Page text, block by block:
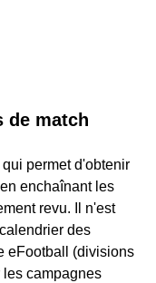
de match
permet d'obtenir
enchaînant les
revu. Il n'est
des
eFootball (divisions
campagnes